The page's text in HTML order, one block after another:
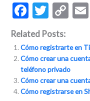
F
ac
e
b
o
o
T
w
itt
er
C
p
y
Li
n
Related Posts:
Cómo registrarte en
Cómo crear una
teléfono privado
Cómo crear una
Cómo registrarse en